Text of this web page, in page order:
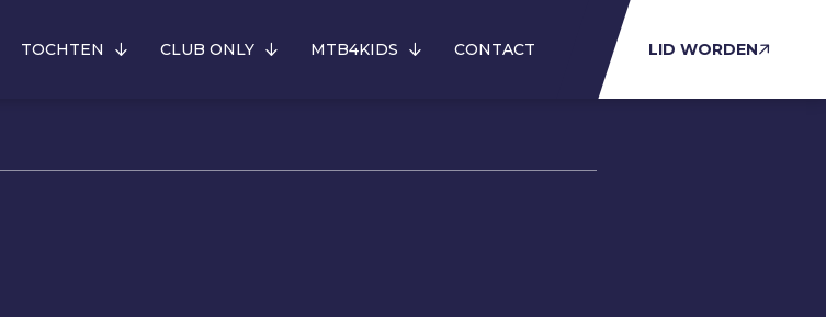
TOCHTEN CLUB ONLY MTB4KIDS CONTACT LID WORDEN